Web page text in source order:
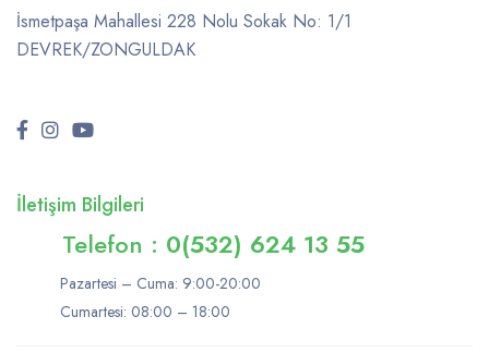
İsmetpaşa Mahallesi 228 Nolu Sokak No: 1/1
DEVREK/ZONGULDAK
İletişim Bilgileri
Telefon : 0(532) 624 13 55
Pazartesi – Cuma: 9:00-20:00
Cumartesi: 08:00 – 18:00